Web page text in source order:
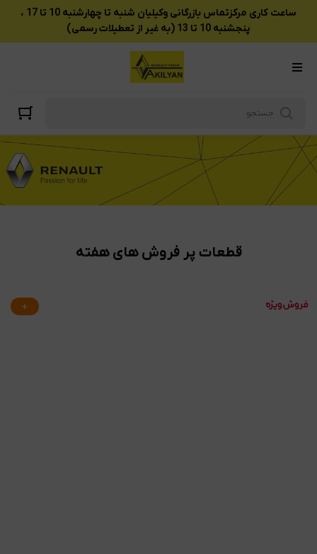
ساعت کاری مرکزتماس بازرگانی وکیلیان شنبه تا چهارشنبه 10 تا 17 ،
پنجشنبه 10 تا 13 (به غیر از تعطیلات رسمی)
قطعات پر فروش های هفته